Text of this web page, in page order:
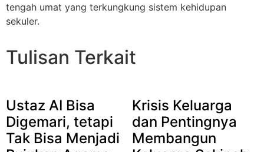
tengah umat yang terkungkung sistem kehidupan
sekuler.
Tulisan Terkait
Ustaz AI Bisa
Digemari, tetapi
Tak Bisa Menjadi
Krisis Keluarga
dan Pentingnya
Membangun